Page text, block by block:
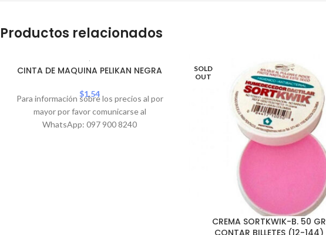
Productos relacionados
CINTA DE MAQUINA PELIKAN NEGRA
$1.54
Para información sobre los precios al por
mayor por favor comunicarse al
WhatsApp: 097 900 8240
SOLD
OUT
CREMA SORTKWIK-B. 50 GR
CONTAR BILLETES (12-144)